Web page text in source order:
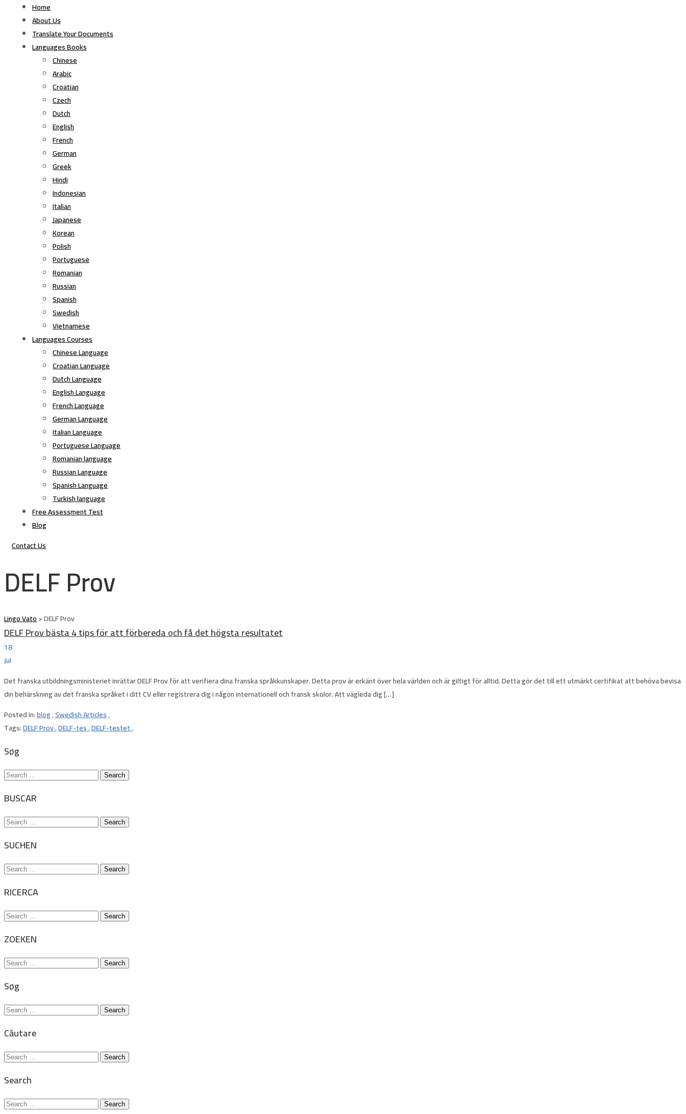
Home
About Us
Translate Your Documents
Languages Books
Chinese
Arabic
Croatian
Czech
Dutch
English
French
German
Greek
Hindi
Indonesian
Italian
Japanese
Korean
Polish
Portuguese
Romanian
Russian
Spanish
Swedish
Vietnamese
Languages Courses
Chinese Language
Croatian Language
Dutch Language
English Language
French Language
German Language
Italian Language
Portuguese Language
Romanian language
Russian Language
Spanish Language
Turkish language
Free Assessment Test
Blog
Contact Us
DELF Prov
Lingo Vato>DELF Prov
DELF Prov bästa 4 tips för att förbereda och få det högsta resultatet
18
Jul
Det franska utbildningsministeriet inrättar DELF Prov för att verifiera dina franska språkkunskaper. Detta prov är erkänt över hela världen och är giltigt för alltid. Detta gör det till ett utmärkt certifikat att behöva bevisa
din behärskning av det franska språket i ditt CV eller registrera dig i någon internationell och fransk skolor. Att vägleda dig […]
Posted in:blog,Swedish Articles,
Tags:DELF Prov,DELF-tes,DELF-testet,
Søg
Search
BUSCAR
Search
SUCHEN
Search
RICERCA
Search
ZOEKEN
Search
Søg
Search
Căutare
Search
Search
Search